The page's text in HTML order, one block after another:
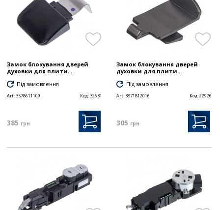
Замок блокування дверей
духовки для плити...
Під замовлення
Art: 3578611109 Код: 32631
385 грн
Замок блокування дверей
духовки для плити...
Під замовлення
Art: 3871812016 Код:22926
305 грн